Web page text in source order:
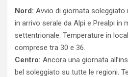
Nord: Avvio di giornata
in arrivo serale da Alpi e Prealpi in
settentrionale. Temperature in
comprese tra 30 e 36.
Centro: Ancora una giornata
bel soleggiato su tutte le regioni.